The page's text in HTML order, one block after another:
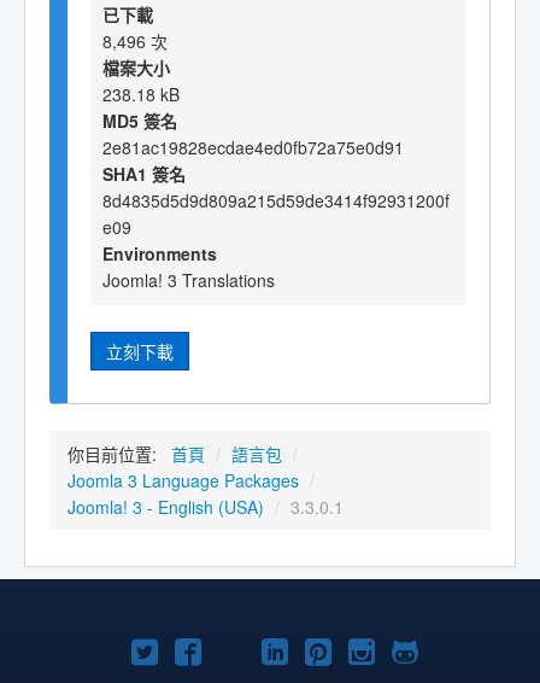
已下載
8,496 次
檔案大小
238.18 kB
MD5 簽名
2e81ac19828ecdae4ed0fb72a75e0d91
SHA1 簽名
8d4835d5d9d809a215d59de3414f92931200f
e09
Environments
Joomla! 3 Translations
立刻下載
你目前位置: 首頁 / 語言包 /
Joomla 3 Language Packages /
Joomla! 3 - English (USA) / 3.3.0.1
TwitterFacebookYouTube
Linkedln
Pinterest
Instagram
GitHub